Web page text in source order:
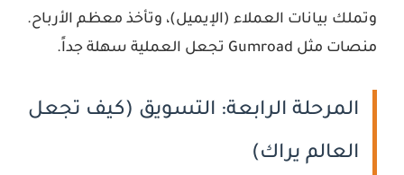
وتملك بيانات العملاء (الإيميل)، وتأخذ معظم الأرباح.
منصات مثل Gumroad تجعل العملية سهلة جداً.
المرحلة الرابعة: التسويق (كيف تجعل
العالم يراك)